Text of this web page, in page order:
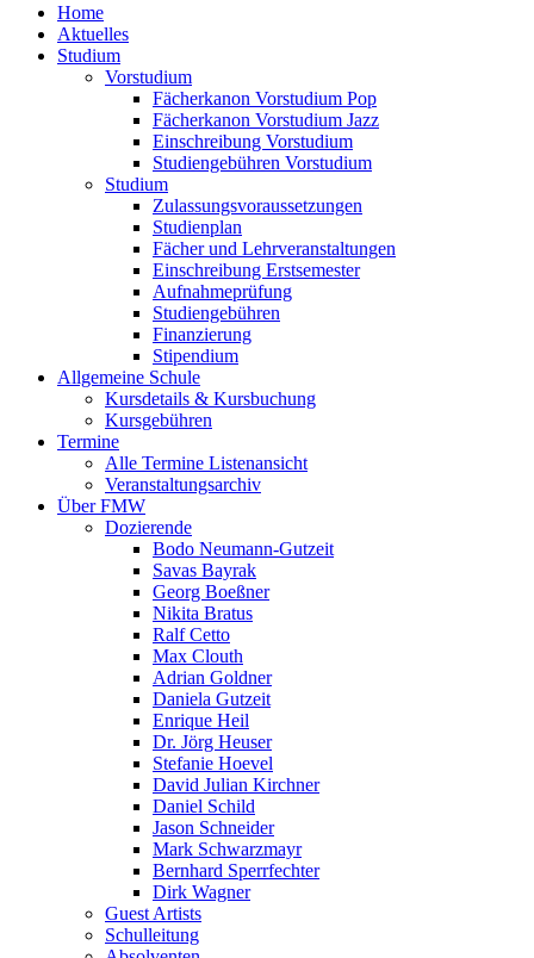
Home
Aktuelles
Studium
Vorstudium
Fächerkanon Vorstudium Pop
Fächerkanon Vorstudium Jazz
Einschreibung Vorstudium
Studiengebühren Vorstudium
Studium
Zulassungsvoraussetzungen
Studienplan
Fächer und Lehrveranstaltungen
Einschreibung Erstsemester
Aufnahmeprüfung
Studiengebühren
Finanzierung
Stipendium
Allgemeine Schule
Kursdetails & Kursbuchung
Kursgebühren
Termine
Alle Termine Listenansicht
Veranstaltungsarchiv
Über FMW
Dozierende
Bodo Neumann-Gutzeit
Savas Bayrak
Georg Boeßner
Nikita Bratus
Ralf Cetto
Max Clouth
Adrian Goldner
Daniela Gutzeit
Enrique Heil
Dr. Jörg Heuser
Stefanie Hoevel
David Julian Kirchner
Daniel Schild
Jason Schneider
Mark Schwarzmayr
Bernhard Sperrfechter
Dirk Wagner
Guest Artists
Schulleitung